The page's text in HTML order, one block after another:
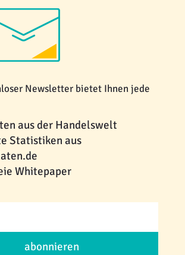
Newsletter bietet Ihnen jede
aus der Handelswelt
Statistiken aus
Whitepaper
abonnieren